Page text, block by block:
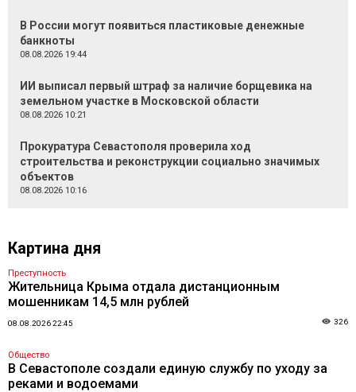
В России могут появиться пластиковые денежные
банкноты
08.08.2026 19:44
ИИ выписал первый штраф за наличие борщевика на
земельном участке в Московской области
08.08.2026 10:21
Прокуратура Севастополя проверила ход
строительства и реконструкции социально значимых
объектов
08.08.2026 10:16
Картина дня
Преступность
Жительница Крыма отдала дистанционным
мошенникам 14,5 млн рублей
08.08.2026 22:45 326
Общество
В Севастополе создали единую службу по уходу за
реками и водоемами